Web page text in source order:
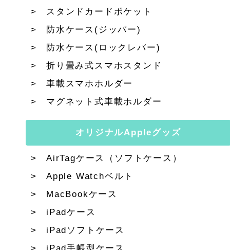
スタンドカードポケット
防水ケース(ジッパー)
防水ケース(ロックレバー)
折り畳み式スマホスタンド
車載スマホホルダー
マグネット式車載ホルダー
オリジナルAppleグッズ
AirTagケース（ソフトケース）
Apple Watchベルト
MacBookケース
iPadケース
iPadソフトケース